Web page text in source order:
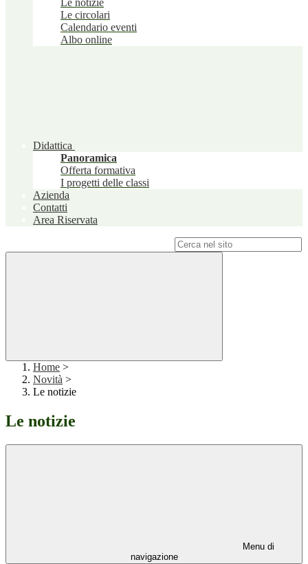
Le notizie
Le circolari
Calendario eventi
Albo online
Didattica
Panoramica
Offerta formativa
I progetti delle classi
Azienda
Contatti
Area Riservata
Home >
Novità >
Le notizie
Le notizie
Menu di
navigazione